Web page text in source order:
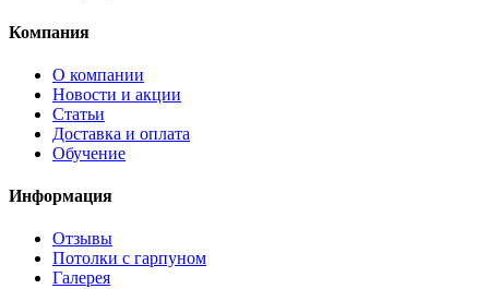
Компания
О компании
Новости и акции
Статьи
Доставка и оплата
Обучение
Информация
Отзывы
Потолки с гарпуном
Галерея